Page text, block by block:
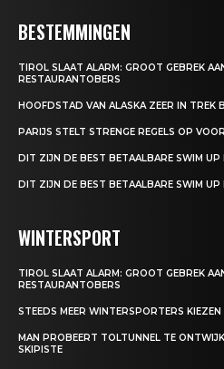
BESTEMMINGEN
TIROL SLAAT ALARM: GROOT GEBREK
RESTAURANTOBERS
HOOFDSTAD VAN ALASKA ZEER IN TREK
PARIJS STELT STRENGE REGELS OP
DIT ZIJN DE BEST BETAALBARE SWIM UP
DIT ZIJN DE BEST BETAALBARE SWIM UP
WINTERSPORT
TIROL SLAAT ALARM: GROOT GEBREK
RESTAURANTOBERS
STEEDS MEER WINTERSPORTERS
MAN PROBEERT TOLTUNNEL TE
SKIPISTE